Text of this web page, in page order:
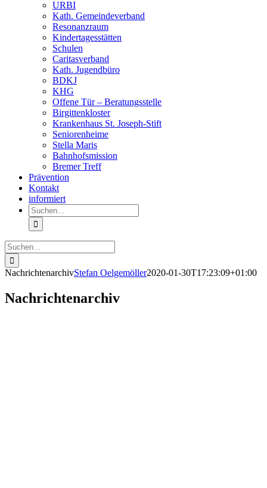
URBI
Kath. Gemeindeverband
Resonanzraum
Kindertagesstätten
Schulen
Caritasverband
Kath. Jugendbüro
BDKJ
KHG
Offene Tür – Beratungsstelle
Birgittenkloster
Krankenhaus St. Joseph-Stift
Seniorenheime
Stella Maris
Bahnhofsmission
Bremer Treff
Prävention
Kontakt
informiert
Suche
nach:
Suche
nach:
NachrichtenarchivStefan Oelgemöller2020-01-30T17:23:09+01:00
Nachrichtenarchiv